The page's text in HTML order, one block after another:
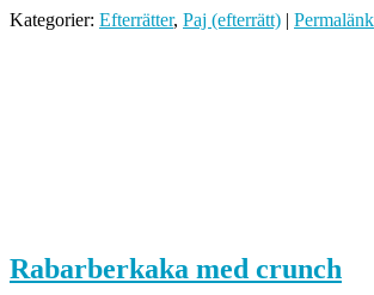
Kategorier: Efterrätter, Paj (efterrätt) | Permalänk
Rabarberkaka med crunch